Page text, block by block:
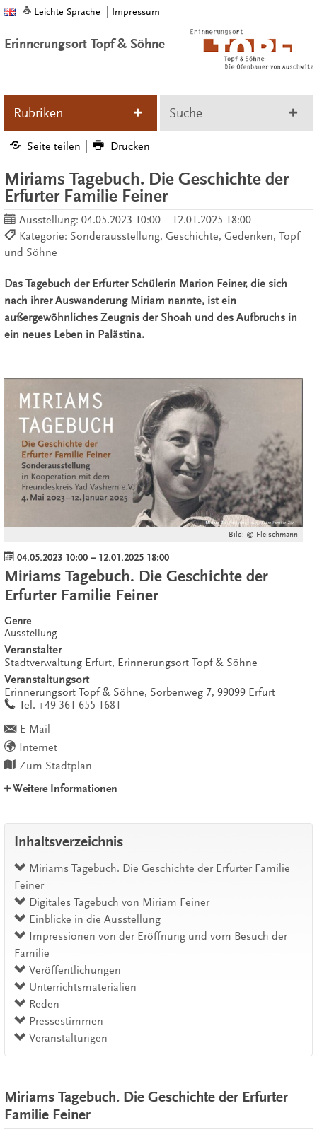
Leichte Sprache Impressum
Erinnerungsort Topf & Söhne
Rubriken Suche
Seite teilen Drucken
Miriams Tagebuch. Die Geschichte der
Erfurter Familie Feiner
Ausstellung: 04.05.2023 10:00 – 12.01.2025 18:00
Kategorie: Sonderausstellung, Geschichte, Gedenken, Topf
und Söhne
Das Tagebuch der Erfurter Schülerin Marion Feiner, die sich
nach ihrer Auswanderung Miriam nannte, ist ein
außergewöhnliches Zeugnis der Shoah und des Aufbruchs in
ein neues Leben in Palästina.
Bild: © Fleischmann
04.05.2023 10:00 – 12.01.2025 18:00
Miriams Tagebuch. Die Geschichte der
Erfurter Familie Feiner
Genre
Ausstellung
Veranstalter
Stadtverwaltung Erfurt, Erinnerungsort Topf & Söhne
Veranstaltungsort
Erinnerungsort Topf & Söhne, Sorbenweg 7, 99099 Erfurt
work
Tel. +49 361 655-1681
E-Mail
Internet
Zum Stadtplan
Weitere Informationen
Inhaltsverzeichnis
Miriams Tagebuch. Die Geschichte der Erfurter Familie
Feiner
Digitales Tagebuch von Miriam Feiner
Einblicke in die Ausstellung
Impressionen von der Eröffnung und vom Besuch der
Familie
Veröffentlichungen
Unterrichtsmaterialien
Reden
Pressestimmen
Veranstaltungen
Miriams Tagebuch. Die Geschichte der Erfurter
Familie Feiner